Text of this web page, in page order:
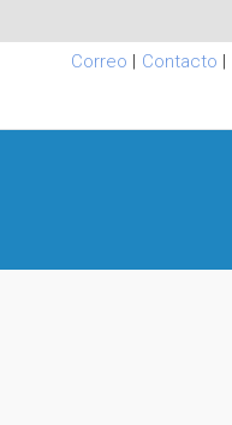
Correo | Contacto |